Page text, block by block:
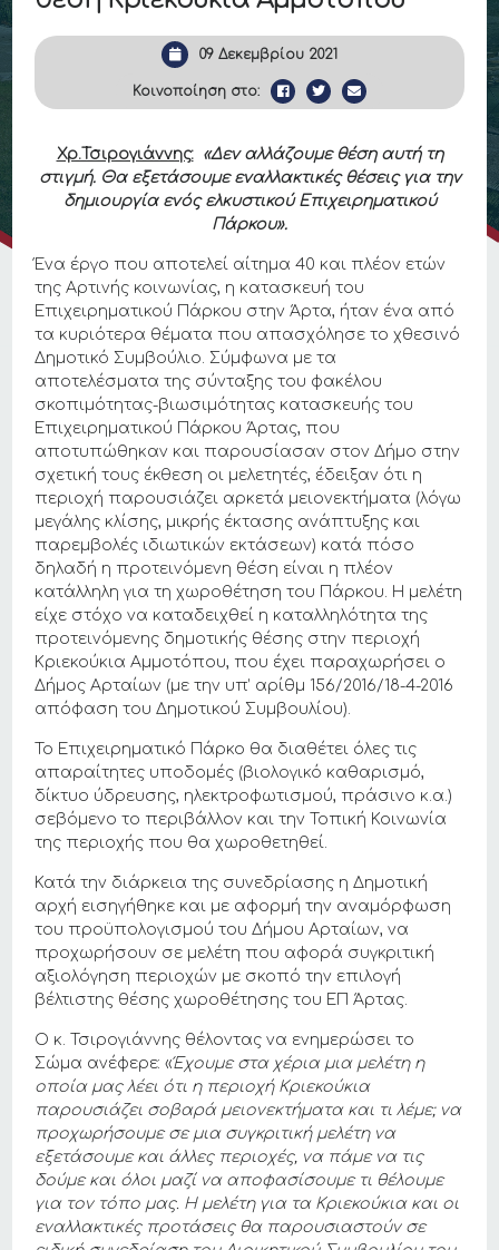
09 Δεκεμβρίου 2021
Κοινοποίηση στο:
Χρ.Τσιρογιάννης:
«Δεν αλλάζουμε θέση αυτή τη
στιγμή. Θα εξετάσουμε εναλλακτικές θέσεις για την
δημιουργία ενός ελκυστικού Επιχειρηματικού
Πάρκου».
Ένα έργο που αποτελεί αίτημα 40 και πλέον ετών
της Αρτινής κοινωνίας, η κατασκευή του
Επιχειρηματικού Πάρκου στην Άρτα, ήταν ένα από
τα κυριότερα θέματα που απασχόλησε το χθεσινό
Δημοτικό Συμβούλιο. Σύμφωνα με τα
αποτελέσματα της σύνταξης του φακέλου
σκοπιμότητας-βιωσιμότητας κατασκευής του
Επιχειρηματικού Πάρκου Άρτας, που
αποτυπώθηκαν και παρουσίασαν στον Δήμο στην
σχετική τους έκθεση οι μελετητές, έδειξαν ότι η
περιοχή παρουσιάζει αρκετά μειονεκτήματα (λόγω
μεγάλης κλίσης, μικρής έκτασης ανάπτυξης και
παρεμβολές ιδιωτικών εκτάσεων) κατά πόσο
δηλαδή η προτεινόμενη θέση είναι η πλέον
κατάλληλη για τη χωροθέτηση του Πάρκου. Η μελέτη
είχε στόχο να καταδειχθεί η καταλληλότητα της
προτεινόμενης δημοτικής θέσης στην περιοχή
Κριεκούκια Αμμοτόπου, που έχει παραχωρήσει ο
Δήμος Αρταίων (με την υπ’ αρίθμ 156/2016/18-4-2016
απόφαση του Δημοτικού Συμβουλίου).
Το Επιχειρηματικό Πάρκο θα διαθέτει όλες τις
απαραίτητες υποδομές (βιολογικό καθαρισμό,
δίκτυο ύδρευσης, ηλεκτροφωτισμού, πράσινο κ.α.)
σεβόμενο το περιβάλλον και την Τοπική Κοινωνία
της περιοχής που θα χωροθετηθεί.
Κατά την διάρκεια της συνεδρίασης η Δημοτική
αρχή εισηγήθηκε και με αφορμή την αναμόρφωση
του προϋπολογισμού του Δήμου Αρταίων, να
προχωρήσουν σε μελέτη που αφορά συγκριτική
αξιολόγηση περιοχών με σκοπό την επιλογή
βέλτιστης θέσης χωροθέτησης του ΕΠ Άρτας.
Ο κ. Τσιρογιάννης θέλοντας να ενημερώσει το
Σώμα ανέφερε: «Έχουμε στα χέρια μια μελέτη η
οποία μας λέει ότι η περιοχή Κριεκούκια
παρουσιάζει σοβαρά μειονεκτήματα και τι λέμε; να
προχωρήσουμε σε μια συγκριτική μελέτη να
εξετάσουμε και άλλες περιοχές, να πάμε να τις
δούμε και όλοι μαζί να αποφασίσουμε τι θέλουμε
για τον τόπο μας. Η μελέτη για τα Κριεκούκια και οι
εναλλακτικές προτάσεις θα παρουσιαστούν σε